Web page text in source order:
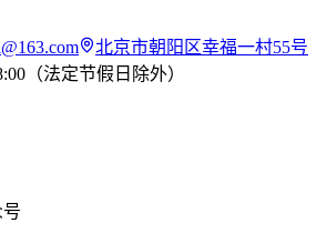
北京市朝阳区幸福一村55号
（法定节假日除外）